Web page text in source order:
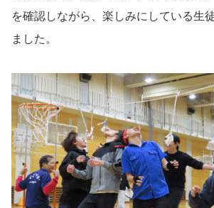
を確認しながら、楽しみにしている生
ました。